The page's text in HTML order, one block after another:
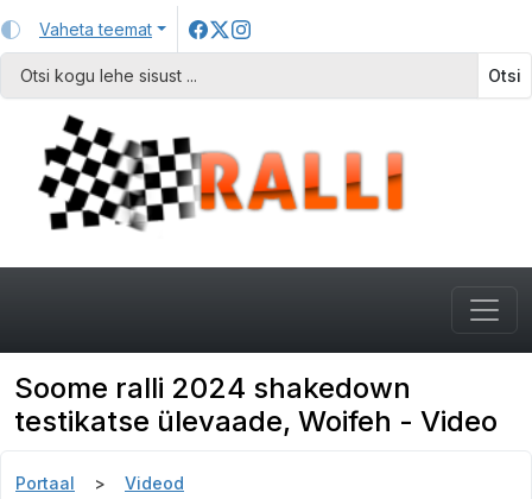
Vaheta teemat
Otsi
Soome ralli 2024 shakedown
testikatse ülevaade, Woifeh - Video
Portaal Videod